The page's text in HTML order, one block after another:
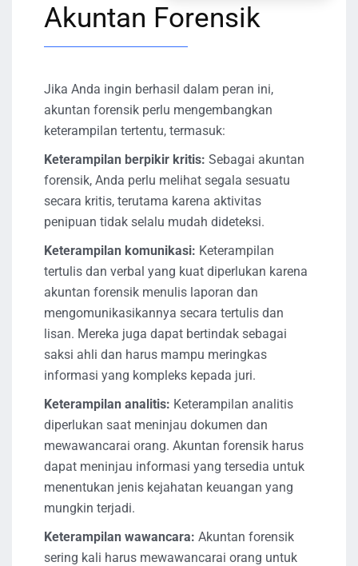
Akuntan Forensik
Jika Anda ingin berhasil dalam peran ini,
akuntan forensik perlu mengembangkan
keterampilan tertentu, termasuk:
Keterampilan berpikir kritis: Sebagai akuntan
forensik, Anda perlu melihat segala sesuatu
secara kritis, terutama karena aktivitas
penipuan tidak selalu mudah dideteksi.
Keterampilan komunikasi: Keterampilan
tertulis dan verbal yang kuat diperlukan karena
akuntan forensik menulis laporan dan
mengomunikasikannya secara tertulis dan
lisan. Mereka juga dapat bertindak sebagai
saksi ahli dan harus mampu meringkas
informasi yang kompleks kepada juri.
Keterampilan analitis: Keterampilan analitis
diperlukan saat meninjau dokumen dan
mewawancarai orang. Akuntan forensik harus
dapat meninjau informasi yang tersedia untuk
menentukan jenis kejahatan keuangan yang
mungkin terjadi.
Keterampilan wawancara: Akuntan forensik
sering kali harus mewawancarai orang untuk